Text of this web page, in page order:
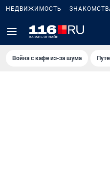
НЕДВИЖИМОСТЬ
Война с кафе из-за шума